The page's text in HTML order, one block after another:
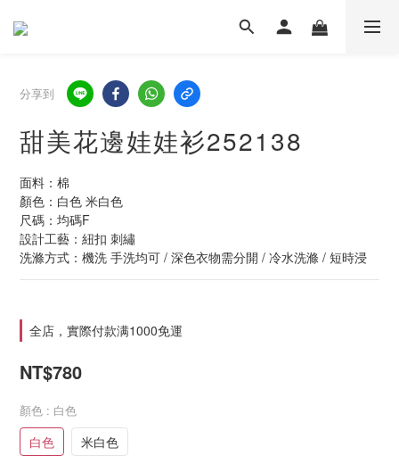
分享到
甜美花邊娃娃衫252138
面料：棉
顏色：白色 米白色
尺碼：均碼F
設計工藝：紐扣 刺繡
洗滌方式：機洗 手洗均可 / 深色衣物需分開 / 冷水洗滌 / 短時浸
全店，實際付款满1000免運
NT$780
顏色 : 白色
白色 米白色